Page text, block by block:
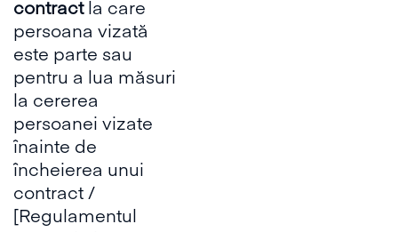
contractla care
persoana vizată
este parte sau
pentru a lua măsuri
la cererea
persoanei vizate
înainte de
încheierea unui
contract /
[Regulamentul